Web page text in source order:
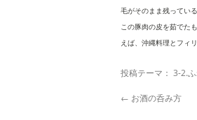
毛がそのまま残ってい
この豚肉の皮を茹でた
えば、沖縄料理とフィ
投稿テーマ： 3-2.
← お酒の呑み方